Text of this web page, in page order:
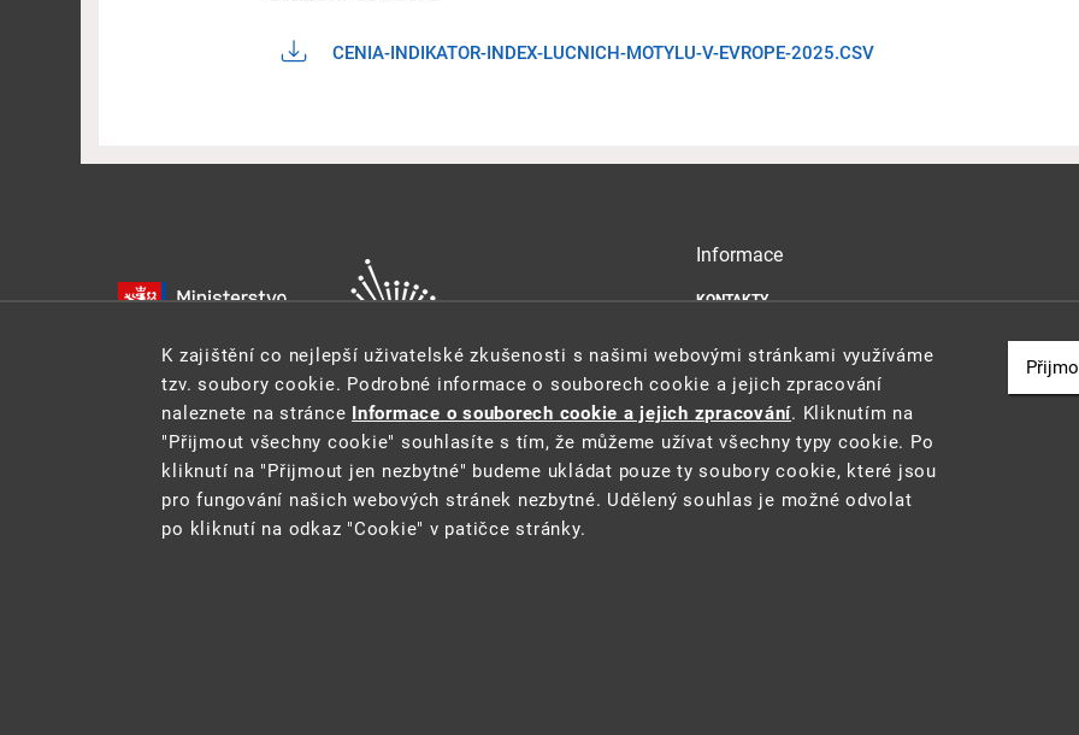
CENIA-INDIKATOR-INDEX-LUCNICH-MOTYLU-V-EVROPE-2025.CSV
Informace
KONTAKTY
PROHLÁŠENÍ O PŘÍSTUPNOSTI
ZÁSADY POUŽÍVÁNÍ SOUBORŮ COOKIE
Tento web je součástí Informačního systému pro statistiku a reporting (STAR) projektu "Platforma pro statistiku, reporting a analýzy"
2021 © CENIA aMinisterstvo životního prostředí
K zajištění co nejlepší uživatelské zkušenosti s našimi webovými stránkami využíváme
tzv. soubory cookie. Podrobné informace o souborech cookie a jejich zpracování
naleznete na stránce Informace o souborech cookie a jejich zpracování. Kliknutím na
"Přijmout všechny cookie" souhlasíte s tím, že můžeme užívat všechny typy cookie. Po
kliknutí na "Přijmout jen nezbytné" budeme ukládat pouze ty soubory cookie, které jsou
pro fungování našich webových stránek nezbytné. Udělený souhlas je možné odvolat
po kliknutí na odkaz "Cookie" v patičce stránky.